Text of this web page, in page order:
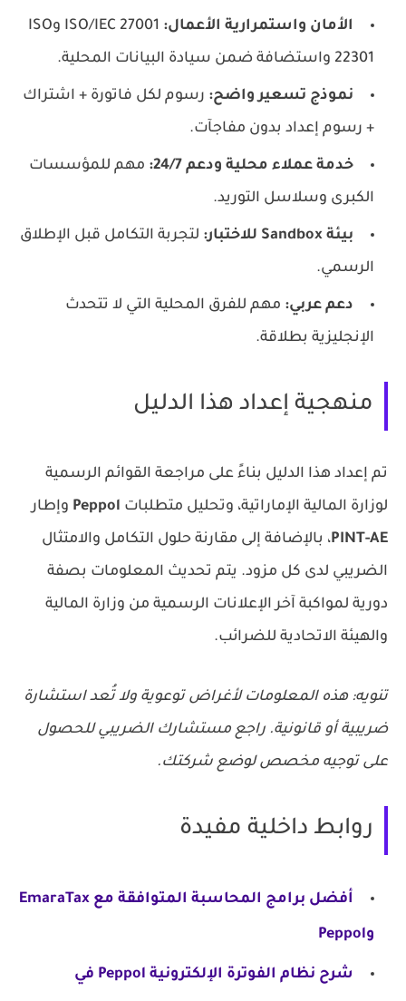
الأمان واستمرارية الأعمال:
ISO/IEC 27001 وISO
22301 واستضافة ضمن سيادة البيانات المحلية.
نموذج تسعير واضح: رسوم لكل فاتورة + اشتراك
+ رسوم إعداد بدون مفاجآت.
خدمة عملاء محلية ودعم 24/7:
مهم للمؤسسات
الكبرى وسلاسل التوريد.
بيئة Sandbox للاختبار:
لتجربة التكامل قبل الإطلاق
الرسمي.
دعم عربي: مهم للفرق المحلية التي لا تتحدث
الإنجليزية بطلاقة.
منهجية إعداد هذا الدليل
تم إعداد هذا الدليل بناءً على مراجعة القوائم الرسمية
لوزارة المالية الإماراتية، وتحليل متطلبات Peppol وإطار
PINT-AE، بالإضافة إلى مقارنة حلول التكامل والامتثال
الضريبي لدى كل مزود. يتم تحديث المعلومات بصفة
دورية لمواكبة آخر الإعلانات الرسمية من وزارة المالية
والهيئة الاتحادية للضرائب.
تنويه: هذه المعلومات لأغراض توعوية ولا تُعد استشارة
ضريبية أو قانونية. راجع مستشارك الضريبي للحصول
على توجيه مخصص لوضع شركتك.
روابط داخلية مفيدة
أفضل برامج المحاسبة المتوافقة مع EmaraTax
وPeppol
شرح نظام الفوترة الإلكترونية Peppol في